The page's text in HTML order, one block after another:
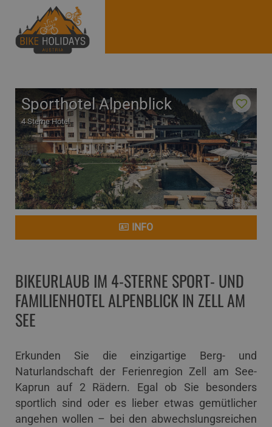
Sporthotel Alpenblick
4 Sterne Hotel
INFO
BIKEURLAUB IM 4-STERNE SPORT- UND
FAMILIENHOTEL ALPENBLICK IN ZELL AM
SEE
Erkunden Sie die einzigartige Berg- und
Naturlandschaft der Ferienregion Zell am See-
Kaprun auf 2 Rädern. Egal ob Sie besonders
sportlich sind oder es lieber etwas gemütlicher
angehen wollen – bei den abwechslungsreichen